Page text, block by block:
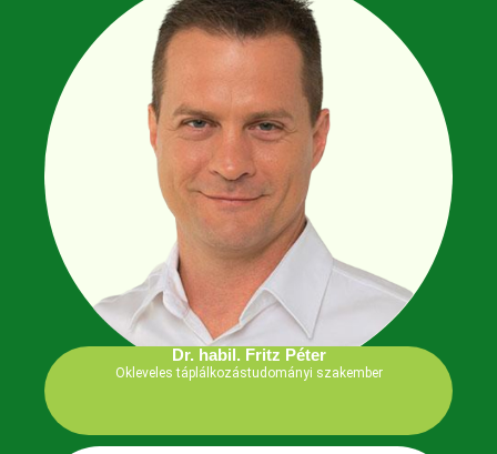
Dr. habil. Fritz Péter
Okleveles táplálkozástudományi szakember